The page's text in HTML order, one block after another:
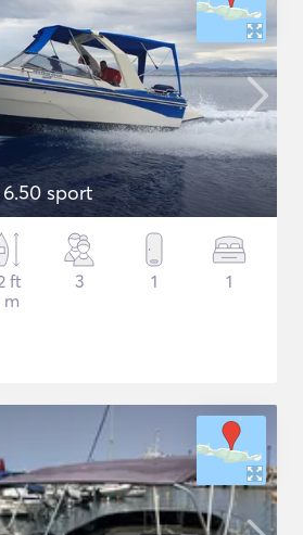
sport
ft
m
3 1 1